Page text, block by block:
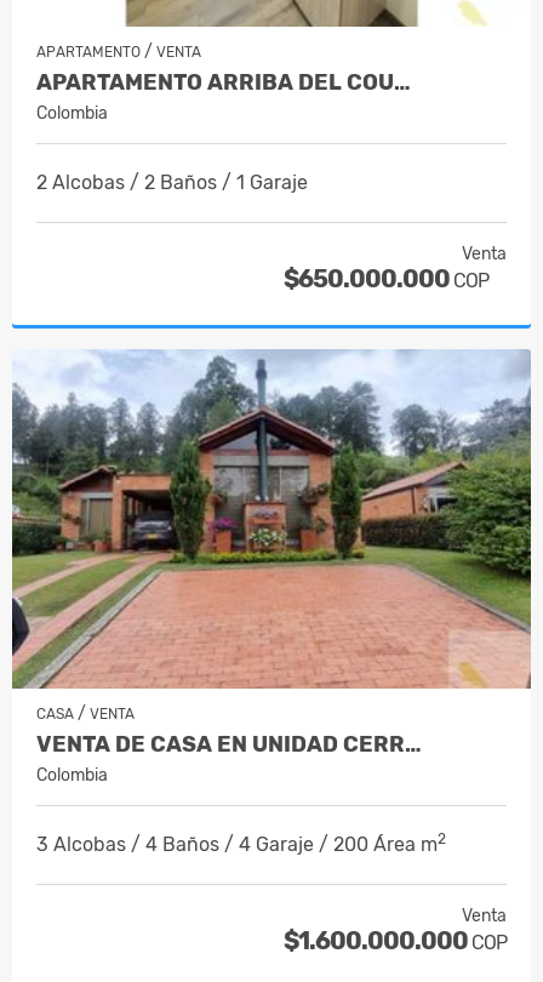
APARTAMENTO / VENTA
APARTAMENTO ARRIBA DEL COU…
Colombia
2 Alcobas / 2 Baños / 1 Garaje
Venta
$650.000.000 COP
CASA / VENTA
VENTA DE CASA EN UNIDAD CERR…
Colombia
3 Alcobas / 4 Baños / 4 Garaje / 200 Área m2
Venta
$1.600.000.000 COP